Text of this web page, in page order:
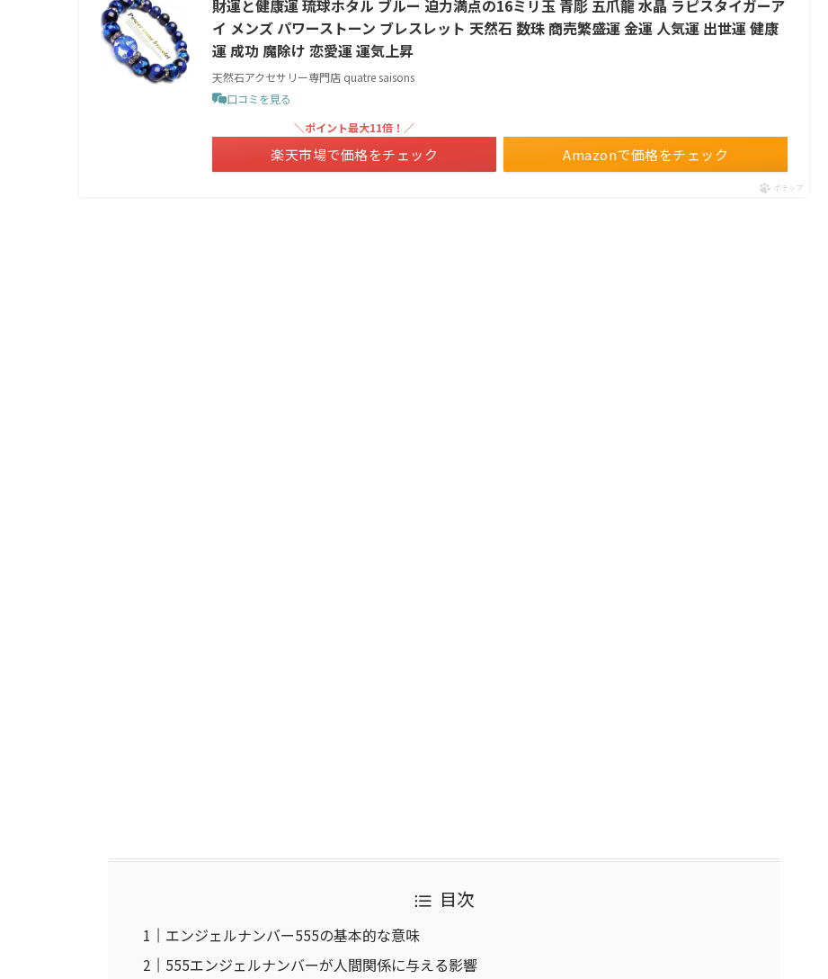
財運と健康運 琉球ホタル ブルー 迫力満点の16ミリ玉 青彫 五爪龍 水晶 ラピスタイガーア
イ メンズ パワーストーン ブレスレット 天然石 数珠 商売繁盛運 金運 人気運 出世運 健康
運 成功 魔除け 恋愛運 運気上昇
天然石アクセサリー専門店 quatre saisons
口コミを見る
Amazonで価格をチェック
＼ポイント最大11倍！／
楽天市場で価格をチェック
ポチップ
目次
エンジェルナンバー555の基本的な意味
555エンジェルナンバーが人間関係に与える影響